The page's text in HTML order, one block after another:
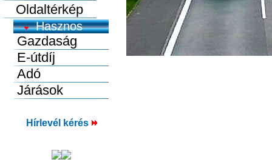
Oldaltérkép
Hírlevél kérés